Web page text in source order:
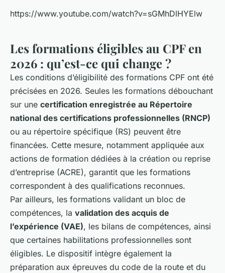
https://www.youtube.com/watch?v=sGMhDlHYElw
Les formations éligibles au CPF en
2026 : qu’est-ce qui change ?
Les conditions d’éligibilité des formations CPF ont été
précisées en 2026. Seules les formations débouchant
sur une certification enregistrée au Répertoire
national des certifications professionnelles (RNCP)
ou au répertoire spécifique (RS) peuvent être
financées. Cette mesure, notamment appliquée aux
actions de formation dédiées à la création ou reprise
d’entreprise (ACRE), garantit que les formations
correspondent à des qualifications reconnues.
Par ailleurs, les formations validant un bloc de
compétences, la validation des acquis de
l’expérience (VAE), les bilans de compétences, ainsi
que certaines habilitations professionnelles sont
éligibles. Le dispositif intègre également la
préparation aux épreuves du code de la route et du